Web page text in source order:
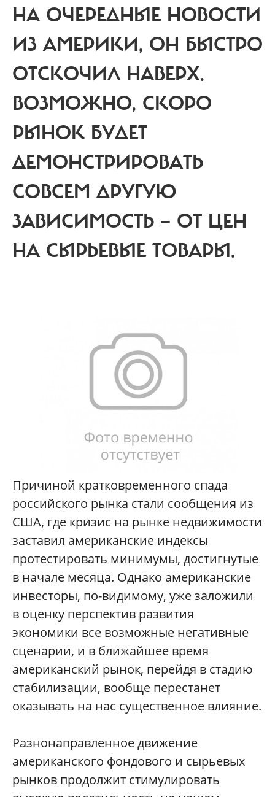
НА ОЧЕРЕДНЫЕ НОВОСТИ
ИЗ АМЕРИКИ, ОН БЫСТРО
ОТСКОЧИЛ НАВЕРХ.
ВОЗМОЖНО, СКОРО
РЫНОК БУДЕТ
ДЕМОНСТРИРОВАТЬ
СОВСЕМ ДРУГУЮ
ЗАВИСИМОСТЬ — ОТ ЦЕН
НА СЫРЬЕВЫЕ ТОВАРЫ.
Причиной кратковременного спада
российского рынка стали сообщения из
США, где кризис на рынке недвижимости
заставил американские индексы
протестировать минимумы, достигнутые
в начале месяца. Однако американские
инвесторы, по-видимому, уже заложили
в оценку перспектив развития
экономики все возможные негативные
сценарии, и в ближайшее время
американский рынок, перейдя в стадию
стабилизации, вообще перестанет
оказывать на нас существенное влияние.
Разнонаправленное движение
американского фондового и сырьевых
рынков продолжит стимулировать